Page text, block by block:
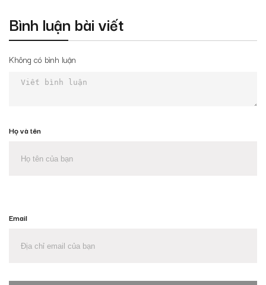
Bình luận bài viết
Không có bình luận
Họ và tên
Email